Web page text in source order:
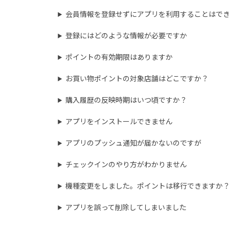
会員情報を登録せずにアプリを利用することはで
登録にはどのような情報が必要ですか
ポイントの有効期限はありますか
お買い物ポイントの対象店舗はどこですか？
購入履歴の反映時期はいつ頃ですか？
アプリをインストールできません
アプリのプッシュ通知が届かないのですが
チェックインのやり方がわかりません
機種変更をしました。ポイントは移行できますか？
アプリを誤って削除してしまいました